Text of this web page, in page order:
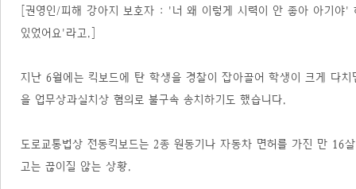
[권영인/피해 강아지 보호자 : '너 왜 이렇게 시력이 안 좋아 아기야'
있었어요'라고.]
지난 6월에는 킥보드에 탄 학생을 경찰이 잡아끌어 학생이 크게 다
을 업무상과실치상 혐의로 불구속 송치하기도 했습니다.
도로교통법상 전동킥보드는 2종 원동기나 자동차 면허를 가진 만
고는 끊이질 않는 상황.